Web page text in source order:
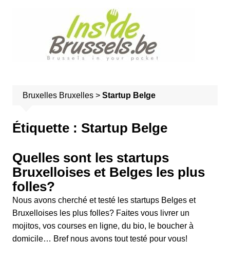
Bruxelles Bruxelles> Startup Belge
Étiquette : Startup Belge
Quelles sont les startups
Bruxelloises et Belges les plus
folles?
Nous avons cherché et testé les startups Belges et
Bruxelloises les plus folles? Faites vous livrer un
mojitos, vos courses en ligne, du bio, le boucher à
domicile… Bref nous avons tout testé pour vous!